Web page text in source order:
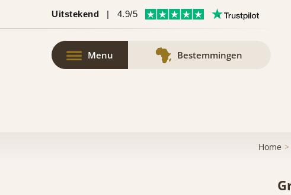
Uitstekend | 4.9/5
Menu Bestemmingen
Home